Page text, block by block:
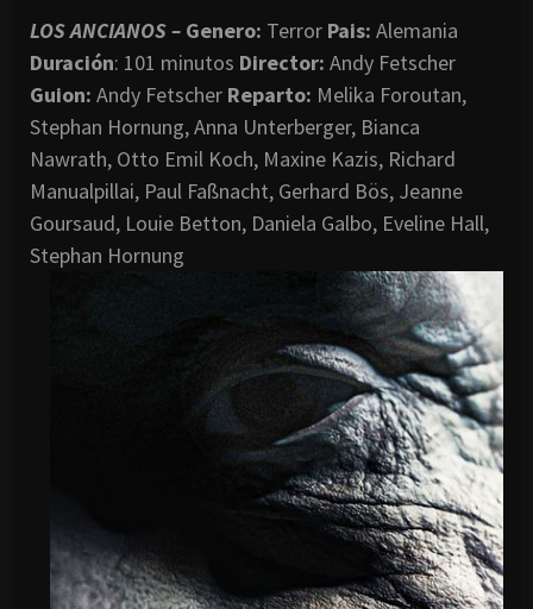
LOS ANCIANOS – Genero: Terror Pais: Alemania
Duración: 101 minutos Director: Andy Fetscher
Guion: Andy Fetscher Reparto: Melika Foroutan,
Stephan Hornung, Anna Unterberger, Bianca
Nawrath, Otto Emil Koch, Maxine Kazis, Richard
Manualpillai, Paul Faßnacht, Gerhard Bös, Jeanne
Goursaud, Louie Betton, Daniela Galbo, Eveline Hall,
Stephan Hornung